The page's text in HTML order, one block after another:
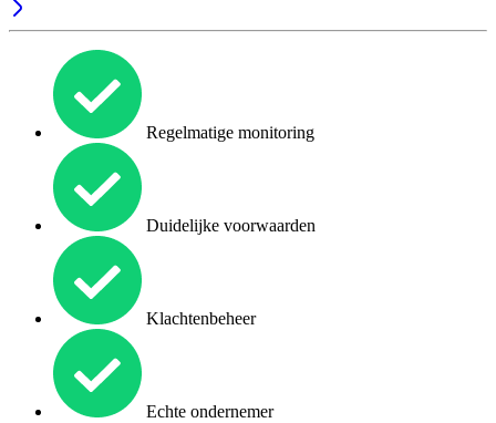
Regelmatige monitoring
Duidelijke voorwaarden
Klachtenbeheer
Echte ondernemer